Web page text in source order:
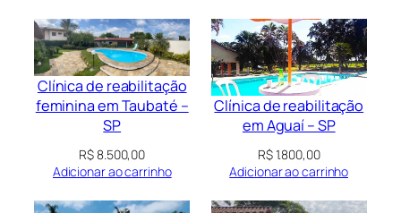
Clínica de reabilitação
feminina em Taubaté –
SP
R$8.500,00
Adicionar ao carrinho
Clínica de reabilitação
em Aguaí – SP
R$1.800,00
Adicionar ao carrinho